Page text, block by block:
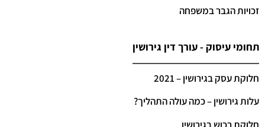
זכויות הגבר במשפחה
תחומי עיסוק - עורך דין גירושין
חלוקת עסק בגירושין – 2021
עלות גירושין – כמה עולה התהליך?
חלוקת רכוש בגירושין